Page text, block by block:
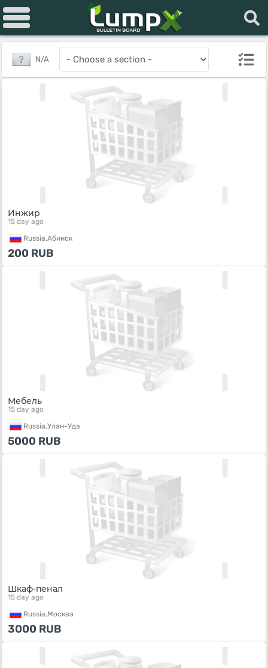
N/A
Инжир
15 day ago
Russia,Абинск
200 RUB
Мебель
15 day ago
Russia,Улан-Удэ
5000 RUB
Шкаф-пенал
15 day ago
Russia,Москва
3000 RUB